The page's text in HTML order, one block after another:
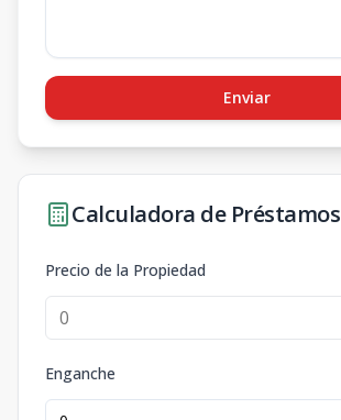
Enviar
Calculadora de Préstamos
Precio de la Propiedad
Enganche